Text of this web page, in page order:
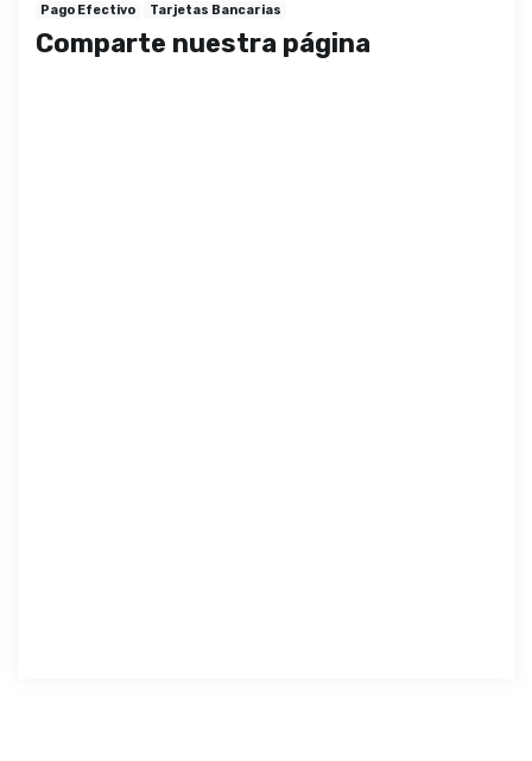
Pago Efectivo Tarjetas Bancarias
Comparte nuestra página